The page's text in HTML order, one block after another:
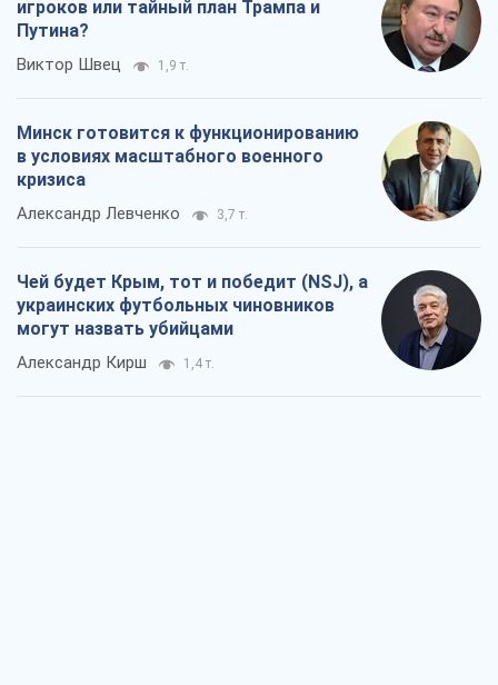
игроков или тайный план Трампа и
Путина?
Виктор Швец 1,9 т.
Минск готовится к функционированию
в условиях масштабного военного
кризиса
Александр Левченко 3,7 т.
Чей будет Крым, тот и победит (NSJ), а
украинских футбольных чиновников
могут назвать убийцами
Александр Кирш 1,4 т.